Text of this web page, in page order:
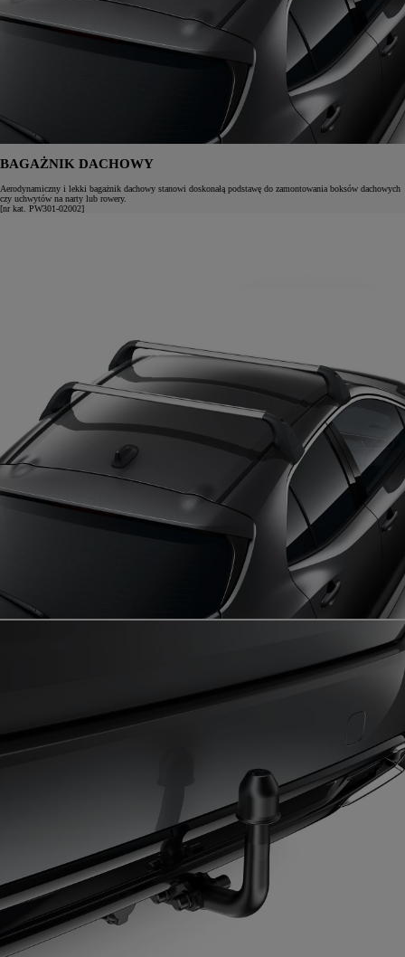
BAGAŻNIK DACHOWY
Aerodynamiczny i lekki bagażnik dachowy stanowi doskonałą podstawę do zamontowania boksów dachowych
czy uchwytów na narty lub rowery.
[nr kat. PW301-02002]